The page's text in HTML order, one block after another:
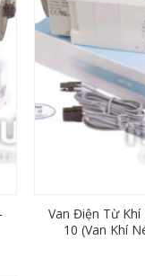
Van Điện Từ Khí
10 (Van Khí